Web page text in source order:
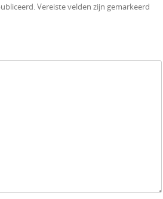
Vereiste velden zijn gemarkeerd